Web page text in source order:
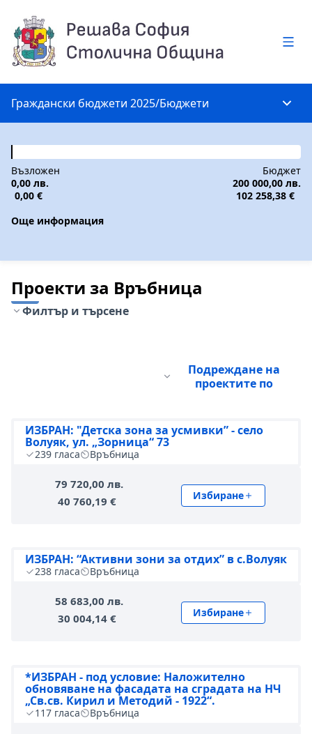
Граждански бюджети 2025/Бюджети
Възложен
0,00 лв.
0,00 €
Бюджет
200 000,00 лв.
102 258,38 €
Още информация
Проекти за Връбница
Филтър и търсене
Подреждане на
проектите по
ИЗБРАН: "Детска зона за усмивки” - село
Волуяк, ул. „Зорница“ 73
239 гласа Връбница
79 720,00 лв.
40 760,19 €
Избиране
ИЗБРАН: “Активни зони за отдих” в с.Волуяк
238 гласа Връбница
58 683,00 лв.
30 004,14 €
Избиране
*ИЗБРАН - под условие: Наложително
обновяване на фасадата на сградата на НЧ
„Св.св. Кирил и Методий - 1922“.
117 гласа Връбница